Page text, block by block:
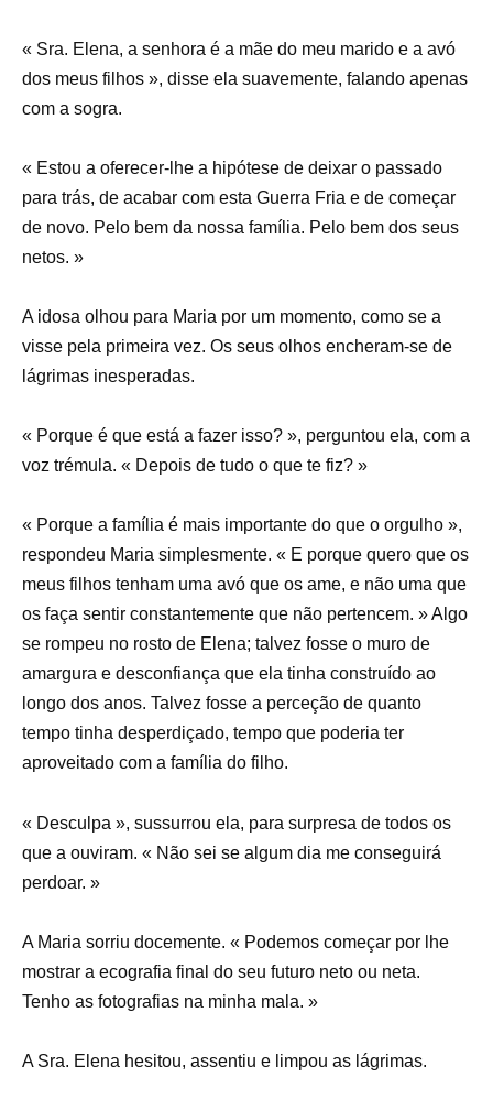
« Sra. Elena, a senhora é a mãe do meu marido e a avó
dos meus filhos », disse ela suavemente, falando apenas
com a sogra.
« Estou a oferecer-lhe a hipótese de deixar o passado
para trás, de acabar com esta Guerra Fria e de começar
de novo. Pelo bem da nossa família. Pelo bem dos seus
netos. »
A idosa olhou para Maria por um momento, como se a
visse pela primeira vez. Os seus olhos encheram-se de
lágrimas inesperadas.
« Porque é que está a fazer isso? », perguntou ela, com a
voz trémula. « Depois de tudo o que te fiz? »
« Porque a família é mais importante do que o orgulho »,
respondeu Maria simplesmente. « E porque quero que os
meus filhos tenham uma avó que os ame, e não uma que
os faça sentir constantemente que não pertencem. » Algo
se rompeu no rosto de Elena; talvez fosse o muro de
amargura e desconfiança que ela tinha construído ao
longo dos anos. Talvez fosse a perceção de quanto
tempo tinha desperdiçado, tempo que poderia ter
aproveitado com a família do filho.
« Desculpa », sussurrou ela, para surpresa de todos os
que a ouviram. « Não sei se algum dia me conseguirá
perdoar. »
A Maria sorriu docemente. « Podemos começar por lhe
mostrar a ecografia final do seu futuro neto ou neta.
Tenho as fotografias na minha mala. »
A Sra. Elena hesitou, assentiu e limpou as lágrimas.